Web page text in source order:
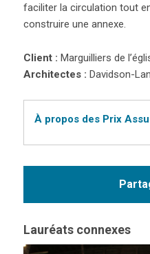
faciliter la circulation tout
construire une annexe.
Client : Marguilliers de
Architectes : Davidson-
À propos des Prix
Lauréats connexes